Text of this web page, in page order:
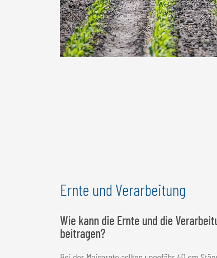
Ernte und Verarbeitung
Wie kann die Ernte und die
beitragen?